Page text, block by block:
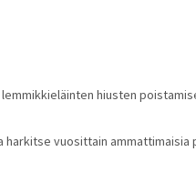
hiusten
vuosittain ammattimaisia